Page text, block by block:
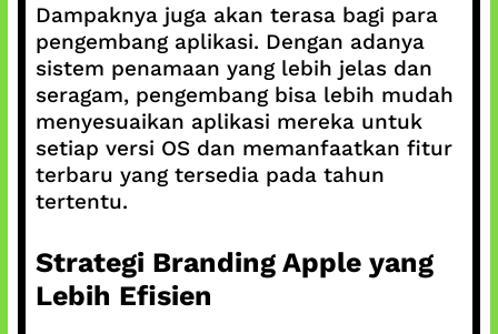
Dampaknya juga akan terasa bagi para
pengembang aplikasi. Dengan adanya
sistem penamaan yang lebih jelas dan
seragam, pengembang bisa lebih mudah
menyesuaikan aplikasi mereka untuk
setiap versi OS dan memanfaatkan fitur
terbaru yang tersedia pada tahun
tertentu.
Strategi Branding Apple yang
Lebih Efisien